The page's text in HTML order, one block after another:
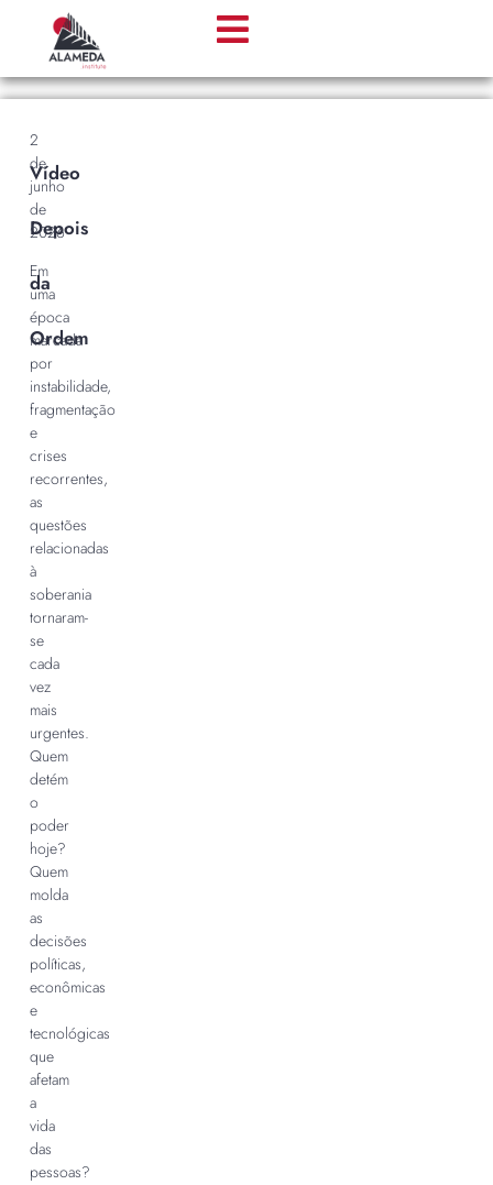
Vídeo
Depois
da
Ordem
2
de
junho
de
2026
Em
uma
época
marcada
por
instabilidade,
fragmentação
e
crises
recorrentes,
as
questões
relacionadas
à
soberania
tornaram-
se
cada
vez
mais
urgentes.
Quem
detém
o
poder
hoje?
Quem
molda
as
decisões
políticas,
econômicas
e
tecnológicas
que
afetam
a
vida
das
pessoas?